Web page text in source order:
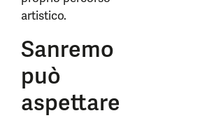
artistico.
Sanremo
può
aspettare